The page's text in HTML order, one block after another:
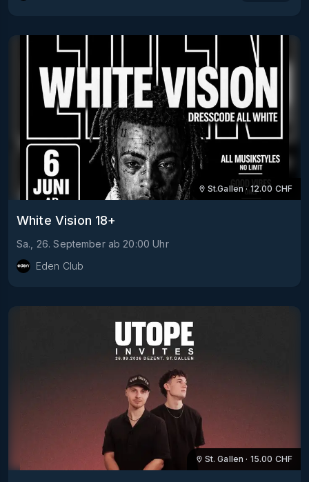
St.Gallen · 12.00 CHF
White Vision 18+
Sa., 26. September ab 20:00 Uhr
Eden Club
St. Gallen · 15.00 CHF